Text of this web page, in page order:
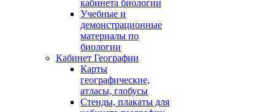
кабинета биологии
Учебные и
демонстрационные
материалы по
биологии
Кабинет Географии
Карты
географические,
атласы, глобусы
Стенды, плакаты для